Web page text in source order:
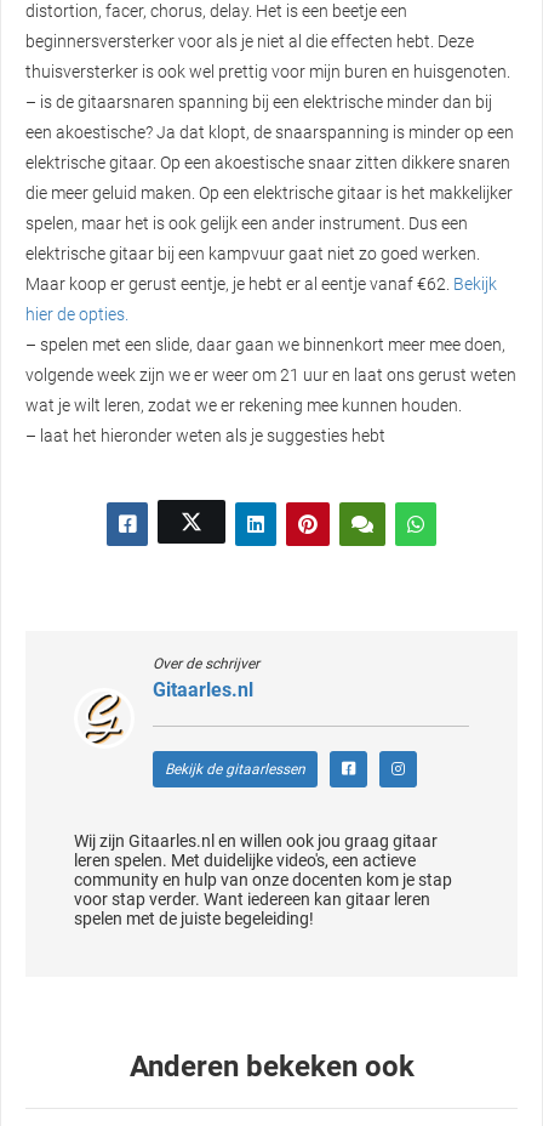
distortion, facer, chorus, delay. Het is een beetje een
beginnersversterker voor als je niet al die effecten hebt. Deze
thuisversterker is ook wel prettig voor mijn buren en huisgenoten.
– is de gitaarsnaren spanning bij een elektrische minder dan bij
een akoestische? Ja dat klopt, de snaarspanning is minder op een
elektrische gitaar. Op een akoestische snaar zitten dikkere snaren
die meer geluid maken. Op een elektrische gitaar is het makkelijker
spelen, maar het is ook gelijk een ander instrument. Dus een
elektrische gitaar bij een kampvuur gaat niet zo goed werken.
Maar koop er gerust eentje, je hebt er al eentje vanaf €62. Bekijk
hier de opties.
– spelen met een slide, daar gaan we binnenkort meer mee doen,
volgende week zijn we er weer om 21 uur en laat ons gerust weten
wat je wilt leren, zodat we er rekening mee kunnen houden.
– laat het hieronder weten als je suggesties hebt
Over de schrijver
Gitaarles.nl
Bekijk de gitaarlessen
Wij zijn Gitaarles.nl en willen ook jou graag gitaar
leren spelen. Met duidelijke video's, een actieve
community en hulp van onze docenten kom je stap
voor stap verder. Want iedereen kan gitaar leren
spelen met de juiste begeleiding!
Anderen bekeken ook